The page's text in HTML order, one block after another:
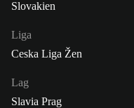
Slovakien
Liga
Ceska Liga Žen
Lag
Slavia Prag